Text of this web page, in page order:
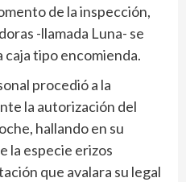
de la inspección,
-llamada Luna- se
tipo encomienda.
procedió a la
la autorización del
hallando en su
la especie erizos
que avalara su legal